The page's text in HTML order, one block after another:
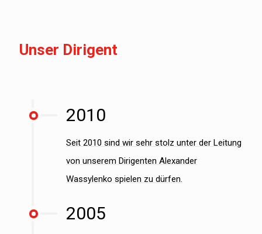
Unser Dirigent
2010
Seit 2010 sind wir sehr stolz unter der Leitung
von unserem Dirigenten Alexander
Wassylenko spielen zu dürfen.
2005